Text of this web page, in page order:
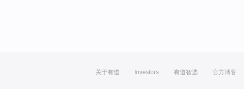
关于有道 Investors 有道智选 官方博客